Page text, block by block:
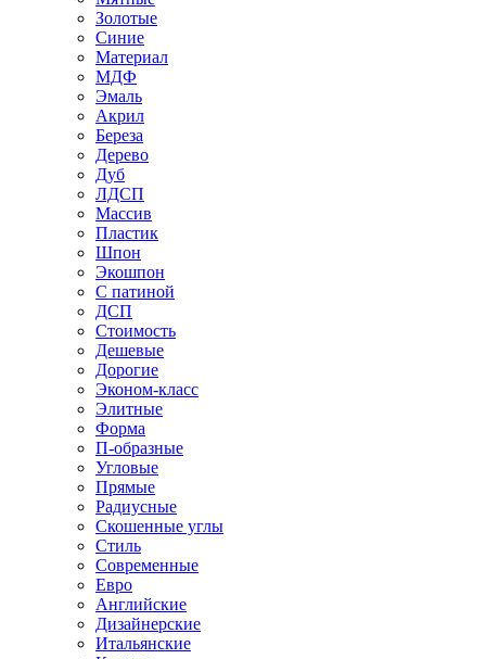
Золотые
Синие
Материал
МДФ
Эмаль
Акрил
Береза
Дерево
Дуб
ЛДСП
Массив
Пластик
Шпон
Экошпон
С патиной
ДСП
Стоимость
Дешевые
Дорогие
Эконом-класс
Элитные
Форма
П-образные
Угловые
Прямые
Радиусные
Скошенные углы
Стиль
Современные
Евро
Английские
Дизайнерские
Итальянские